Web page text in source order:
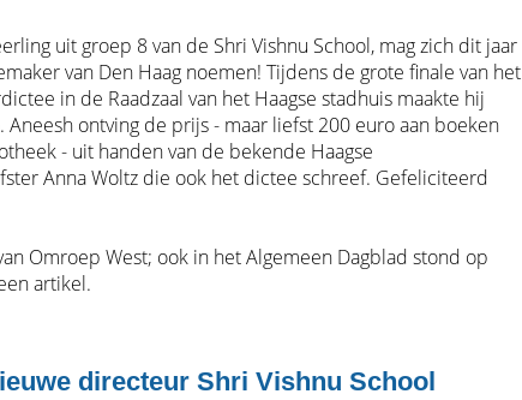
uit groep 8 van de Shri Vishnu School, mag zich dit jaar
van Den Haag noemen! Tijdens de grote finale van het
in de Raadzaal van het Haagse stadhuis maakte hij
Aneesh ontving de prijs - maar liefst 200 euro aan boeken
- uit handen van de bekende Haagse
Anna Woltz die ook het dictee schreef. Gefeliciteerd
Omroep West; ook in het Algemeen Dagblad stond op
artikel.
directeur Shri Vishnu School